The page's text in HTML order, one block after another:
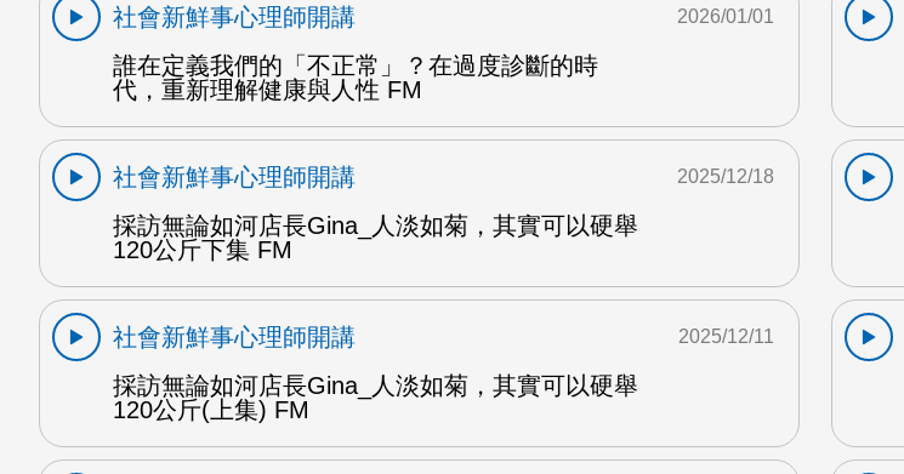
社會新鮮事心理師開講
誰在定義我們的「不正常」？在過度診斷的時
代，重新理解健康與人性 FM
2026/01/01
社會新鮮事心理師開講
採訪無論如河店長Gina_人淡如菊，其實可以硬舉
120公斤下集 FM
2025/12/18
社會新鮮事心理師開講
採訪無論如河店長Gina_人淡如菊，其實可以硬舉
120公斤(上集) FM
2025/12/11